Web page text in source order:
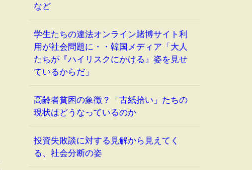
など
学生たちの違法オンライン賭博サイト利
用が社会問題に・・韓国メディア「大人
たちが『ハイリスクにかける』姿を見せ
ているからだ」
高齢者貧困の象徴？「古紙拾い」たちの
現状はどうなっているのか
投資失敗談に対する見解から見えてく
る、社会分断の姿